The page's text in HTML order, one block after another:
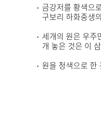
금강저를 황색으
구보리 하화중생
세개의 원은 우주
개 놓은 것은 이
원을 청색으로 한